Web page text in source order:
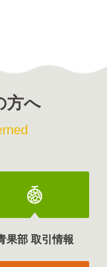
方へ
果部 取引情報